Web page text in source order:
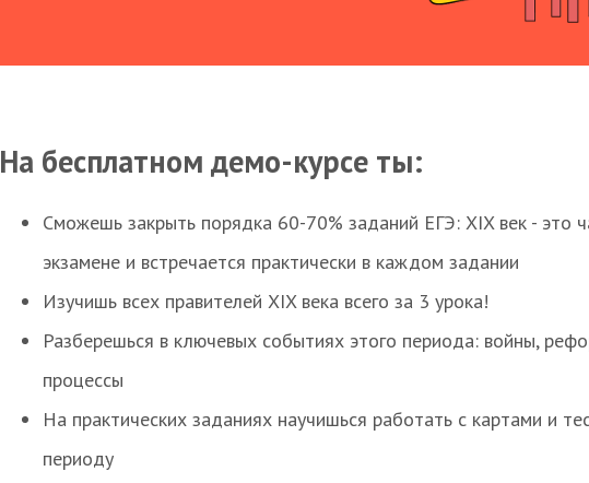
На бесплатном демо-курсе ты:
Сможешь закрыть порядка 60-70% заданий ЕГЭ: XIX век - это
экзамене и встречается практически в каждом задании
Изучишь всех правителей XIX века всего за 3 урока!
Разберешься в ключевых событиях этого периода: войны,
процессы
На практических заданиях научишься работать с картами и
периоду